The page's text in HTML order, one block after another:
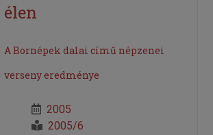
élen
A Bornépek dalai című népzenei
verseny eredménye
2005
2005/6